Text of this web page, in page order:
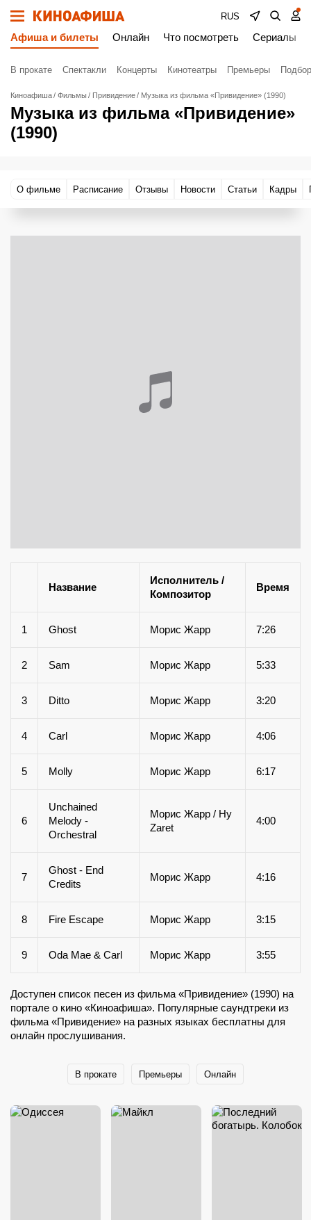
RUS
Афиша и билеты Онлайн Что посмотреть Сериалы
В прокате Спектакли Концерты Кинотеатры Премьеры
Киноафиша Фильмы Привидение Музыка из фильма «Привидение» (1990)
Музыка из фильма «Привидение»
(1990)
О фильме Расписание Отзывы Новости Статьи Кадры
Название
Исполнитель /
Композитор
Время
1 Ghost Морис Жарр 7:26
2 Sam Морис Жарр 5:33
3 Ditto Морис Жарр 3:20
4 Carl Морис Жарр 4:06
5 Molly Морис Жарр 6:17
6
Unchained
Melody -
Orchestral
Морис Жарр / Hy
Zaret
4:00
7
Ghost - End
Credits
Морис Жарр 4:16
8 Fire Escape Морис Жарр 3:15
9 Oda Mae & Carl Морис Жарр 3:55
Доступен список песен из фильма «Привидение» (1990) на
портале о кино «Киноафиша». Популярные саундтреки из
фильма «Привидение» на разных языках бесплатны для
онлайн прослушивания.
В прокате Премьеры Онлайн